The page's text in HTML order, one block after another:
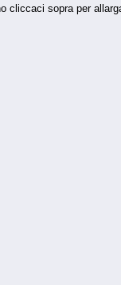
cliccaci sopra per